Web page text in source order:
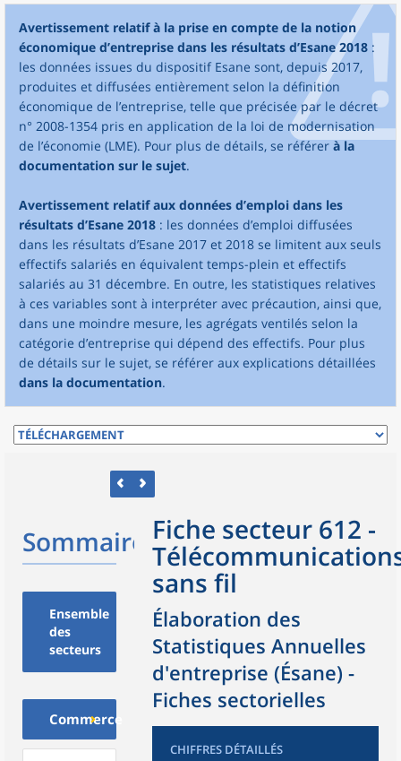
Avertissement relatif à la prise en compte de la notion
économique d’entreprise dans les résultats d’Esane 2018 :
les données issues du dispositif Esane sont, depuis 2017,
produites et diffusées entièrement selon la définition
économique de l’entreprise, telle que précisée par le décret
n° 2008-1354 pris en application de la loi de modernisation
de l’économie (LME). Pour plus de détails, se référerà la
documentation sur le sujet.
Avertissement relatif aux données d’emploi dans les
résultats d’Esane 2018 : les données d’emploi diffusées
dans les résultats d’Esane 2017 et 2018 se limitent aux seuls
effectifs salariés en équivalent temps-plein et effectifs
salariés au 31 décembre. En outre, les statistiques relatives
à ces variables sont à interpréter avec précaution, ainsi que,
dans une moindre mesure, les agrégats ventilés selon la
catégorie d’entreprise qui dépend des effectifs. Pour plus
de détails sur le sujet, se référer aux explications détaillées
dans la documentation.
Sommaire
Ensemble
des
secteurs
Commerce
Fiche secteur 612 -
sans fil
Élaboration des
Statistiques Annuelles
d'entreprise (Ésane) -
Fiches sectorielles
CHIFFRES DÉTAILLÉS